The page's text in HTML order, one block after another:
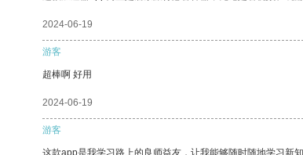
2024-06-19
游客
超棒啊 好用
2024-06-19
游客
这款app是我学习路上的良师益友，让我能够随时随地学习新知